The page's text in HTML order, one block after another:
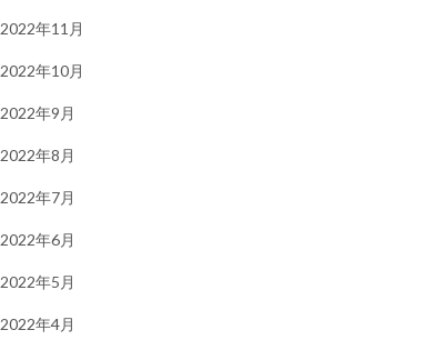
2022年11月
2022年10月
2022年9月
2022年8月
2022年7月
2022年6月
2022年5月
2022年4月